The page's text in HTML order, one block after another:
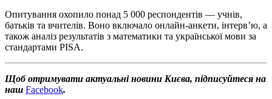
Опитування охопило понад 5 000 респондентів — учнів,
батьків та вчителів. Воно включало онлайн-анкети, інтерв’ю, а
також аналіз результатів з математики та української мови за
стандартами PISA.
Щоб отримувати актуальні новини Києва, підписуйтеся на
наш Facebook.